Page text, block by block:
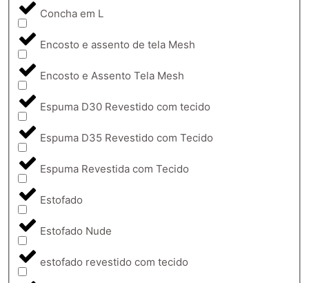
Concha em L
Encosto e assento de tela Mesh
Encosto e Assento Tela Mesh
Espuma D30 Revestido com tecido
Espuma D35 Revestido com Tecido
Espuma Revestida com Tecido
Estofado
Estofado Nude
estofado revestido com tecido